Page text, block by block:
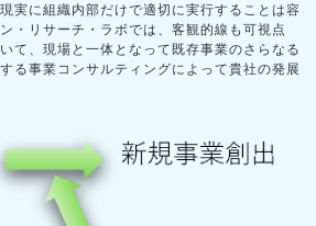
実に組織内部だけで適切に実行することは容
・リサーチ・ラボでは、客観的線も可視点
て、現場と一体となって既存事業のさらなる
る事業コンサルティングによって貴社の発展